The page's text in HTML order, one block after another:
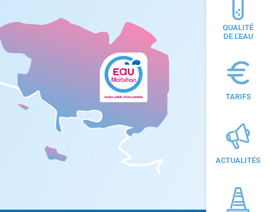
QUALITÉ
DE L'EAU
TARIFS
ACTUALITÉS